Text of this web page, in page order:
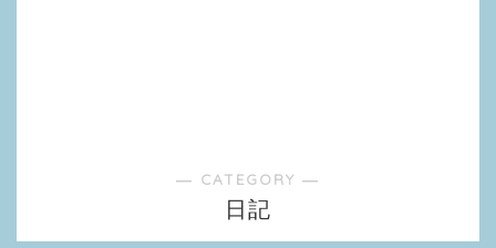
― CATEGORY ―
日記